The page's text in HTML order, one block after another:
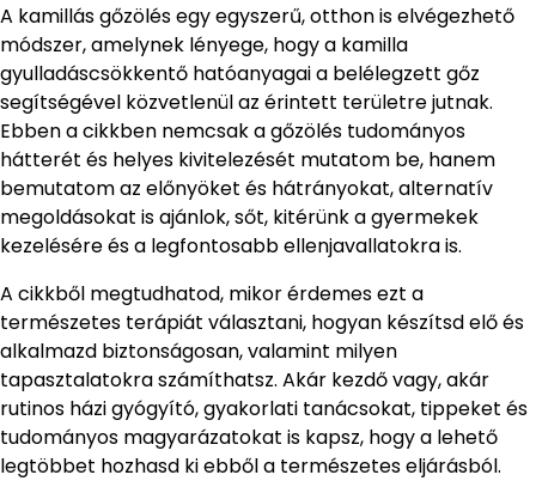
A kamillás gőzölés egy egyszerű, otthon is elvégezhető
módszer, amelynek lényege, hogy a kamilla
gyulladáscsökkentő hatóanyagai a belélegzett gőz
segítségével közvetlenül az érintett területre jutnak.
Ebben a cikkben nemcsak a gőzölés tudományos
hátterét és helyes kivitelezését mutatom be, hanem
bemutatom az előnyöket és hátrányokat, alternatív
megoldásokat is ajánlok, sőt, kitérünk a gyermekek
kezelésére és a legfontosabb ellenjavallatokra is.
A cikkből megtudhatod, mikor érdemes ezt a
természetes terápiát választani, hogyan készítsd elő és
alkalmazd biztonságosan, valamint milyen
tapasztalatokra számíthatsz. Akár kezdő vagy, akár
rutinos házi gyógyító, gyakorlati tanácsokat, tippeket és
tudományos magyarázatokat is kapsz, hogy a lehető
legtöbbet hozhasd ki ebből a természetes eljárásból.